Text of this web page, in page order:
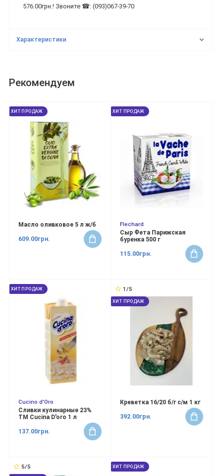
576.00грн.! Звоните ☎: (093)067-39-70
Характеристики
Рекомендуем
ХИТ ПРОДАЖ
Масло оливковое 5 л ж/б
609.00грн.
ХИТ ПРОДАЖ
Flechard
Сыр Фета Парижская
буренка 500 г
115.00грн.
ХИТ ПРОДАЖ
Cucino d'Oro
Сливки кулинарные 23%
ТМ Cucina D'oro 1 л
137.00грн.
1/5
ХИТ ПРОДАЖ
Креветка 16/20 б/г с/м 1 кг
392.00грн.
5/5 ХИТ ПРОДАЖ